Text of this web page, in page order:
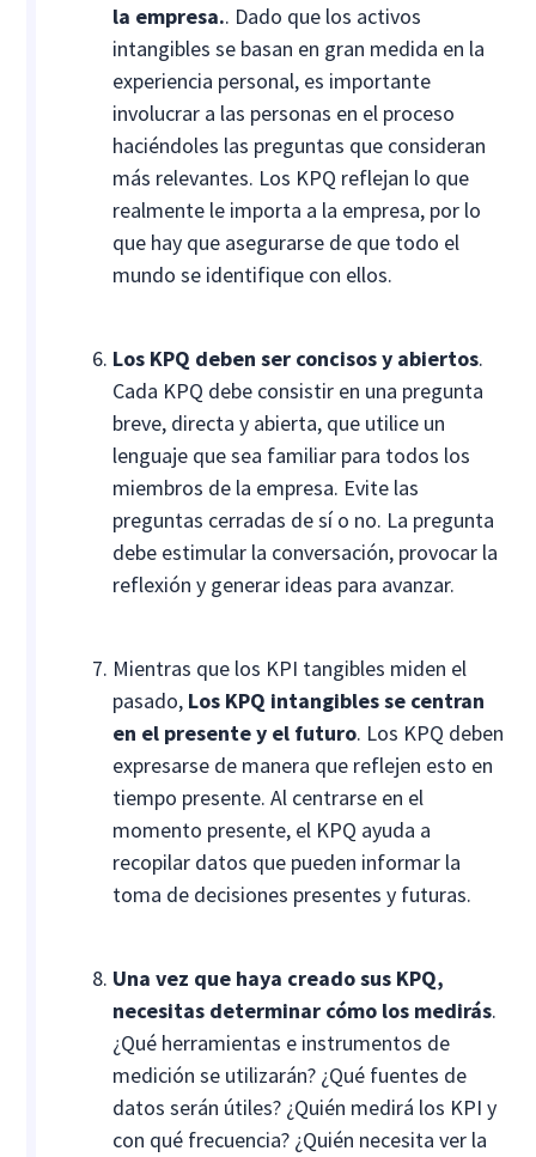
la empresa.. Dado que los activos
intangibles se basan en gran medida en la
experiencia personal, es importante
involucrar a las personas en el proceso
haciéndoles las preguntas que consideran
más relevantes. Los KPQ reflejan lo que
realmente le importa a la empresa, por lo
que hay que asegurarse de que todo el
mundo se identifique con ellos.
Los KPQ deben ser concisos y abiertos.
Cada KPQ debe consistir en una pregunta
breve, directa y abierta, que utilice un
lenguaje que sea familiar para todos los
miembros de la empresa. Evite las
preguntas cerradas de sí o no. La pregunta
debe estimular la conversación, provocar la
reflexión y generar ideas para avanzar.
Mientras que los KPI tangibles miden el
pasado, Los KPQ intangibles se centran
en el presente y el futuro. Los KPQ deben
expresarse de manera que reflejen esto en
tiempo presente. Al centrarse en el
momento presente, el KPQ ayuda a
recopilar datos que pueden informar la
toma de decisiones presentes y futuras.
Una vez que haya creado sus KPQ,
necesitas determinar cómo los medirás.
¿Qué herramientas e instrumentos de
medición se utilizarán? ¿Qué fuentes de
datos serán útiles? ¿Quién medirá los KPI y
con qué frecuencia? ¿Quién necesita ver la